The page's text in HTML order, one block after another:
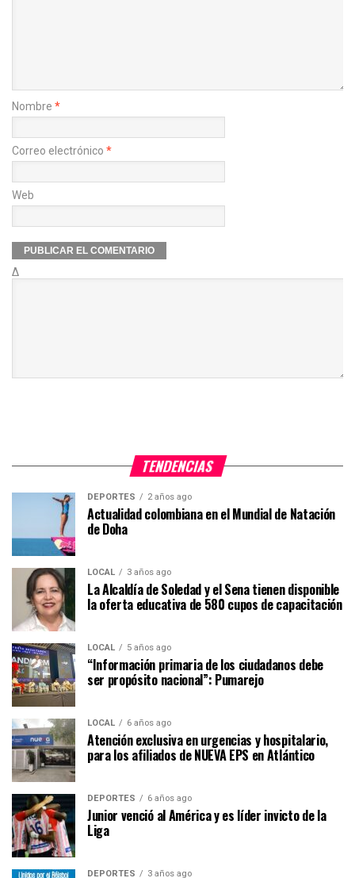
Nombre *
Correo electrónico *
Web
Δ
TENDENCIAS
DEPORTES 2 años ago
Actualidad colombiana en el Mundial de Natación
de Doha
LOCAL 3 años ago
La Alcaldía de Soledad y el Sena tienen disponible
la oferta educativa de 580 cupos de capacitación
LOCAL 5 años ago
“Información primaria de los ciudadanos debe
ser propósito nacional”: Pumarejo
LOCAL 6 años ago
Atención exclusiva en urgencias y hospitalario,
para los afiliados de NUEVA EPS en Atlántico
DEPORTES 6 años ago
Junior venció al América y es líder invicto de la
Liga
DEPORTES 3 años ago